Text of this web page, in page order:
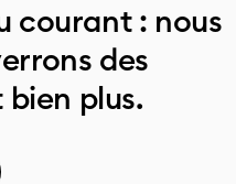
courant : nous
des
plus.